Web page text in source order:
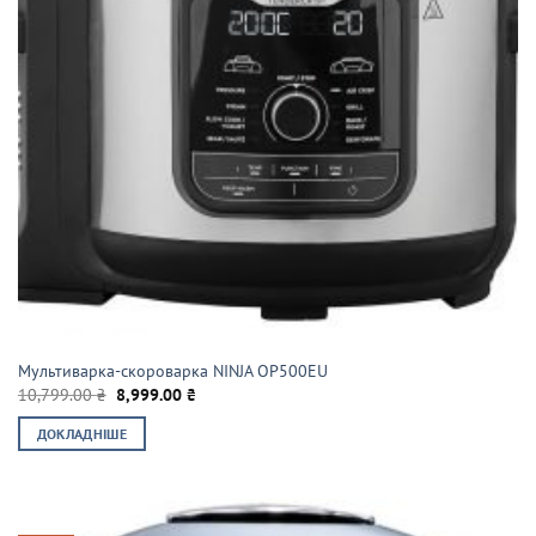
Мультиварка-скороварка NINJA OP500EU
10,799.00₴ Оригінальна
ціна:
10,799.00 ₴.
8,999.00₴
ДОКЛАДНІШЕ